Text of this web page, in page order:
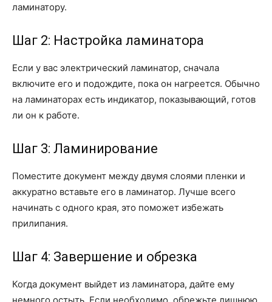
ламинатору.
Шаг 2: Настройка ламинатора
Если у вас электрический ламинатор, сначала
включите его и подождите, пока он нагреется. Обычно
на ламинаторах есть индикатор, показывающий, готов
ли он к работе.
Шаг 3: Ламинирование
Поместите документ между двумя слоями пленки и
аккуратно вставьте его в ламинатор. Лучше всего
начинать с одного края, это поможет избежать
прилипания.
Шаг 4: Завершение и обрезка
Когда документ выйдет из ламинатора, дайте ему
немного остыть. Если необходимо, обрежьте лишнюю